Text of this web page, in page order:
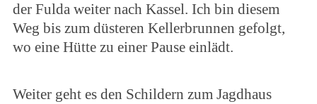
der Fulda weiter nach Kassel. Ich bin diesem
Weg bis zum düsteren Kellerbrunnen gefolgt,
wo eine Hütte zu einer Pause einlädt.
Weiter geht es den Schildern zum Jagdhaus